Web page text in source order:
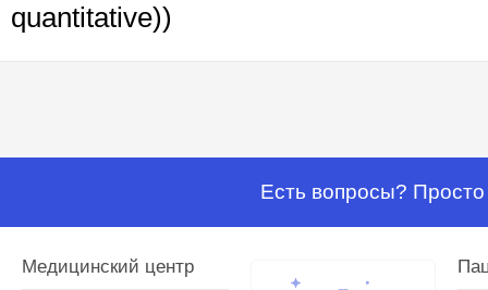
quantitative))
Есть вопросы?
Медицинский центр